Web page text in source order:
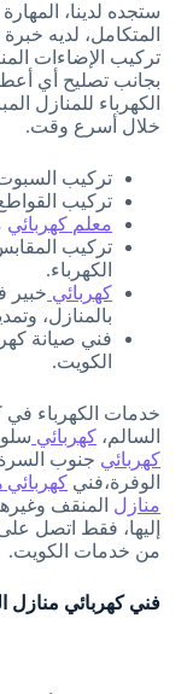
ستجده لدينا،
المتكامل، لديه
تركيب الإضاءات
بجانب تصليح أي
الكهرباء للمنازل
خلال أسرع وقت.
تركيب السبوت
تركيب
معلم كهربائي
تركيب
الكهرباء.
كهربائي خبير
بالمنازل،
فني صيانة
الكويت.
خدمات الكهرباء في
السالم، كهربائي
كهربائي جنوب
الوفرة،فني
منازل المنقف
من خدمات الكويت.
فني كهربائي منازل